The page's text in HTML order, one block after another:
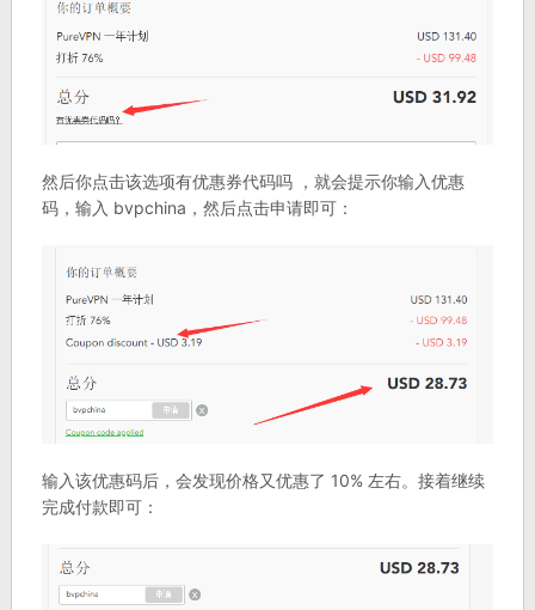
然后你点击该选项有优惠券代码吗 ，就会提示你输入优惠
码，输入 bvpchina，然后点击申请即可：
输入该优惠码后，会发现价格又优惠了 10% 左右。接着继续
完成付款即可：